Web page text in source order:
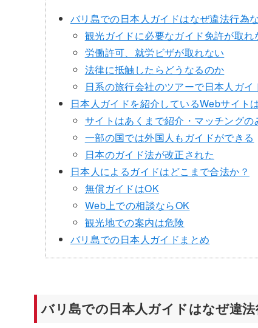
バリ島での日本人ガイドはなぜ違法行為
観光ガイドに必要なガイド免許が取れ
労働許可、就労ビザが取れない
法律に抵触したらどうなるのか
日系の旅行会社のツアーで日本人ガイ
日本人ガイドを紹介しているWebサイト
サイトはあくまで紹介・マッチングの
一部の国では外国人もガイドができる
日本のガイド法が改正された
日本人によるガイドはどこまで合法か？
無償ガイドはOK
Web上での相談ならOK
観光地での案内は危険
バリ島での日本人ガイドまとめ
バリ島での日本人ガイドはなぜ違